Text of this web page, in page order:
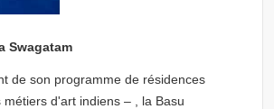
Swagatam
de son programme de résidences
d'art indiens – , la Basu